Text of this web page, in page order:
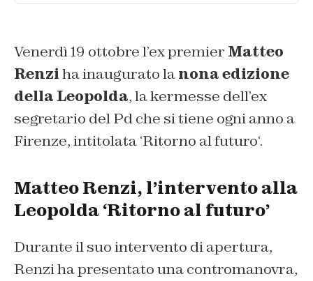
Venerdì 19 ottobre l’ex premier Matteo
Renziha inaugurato lanona edizione
della Leopolda, la kermesse dell’ex
segretario del Pd che si tiene ogni anno a
Firenze, intitolata ‘Ritorno al futuro‘.
Matteo Renzi, l’intervento alla
Leopolda ‘Ritorno al futuro’
Durante il suo intervento di apertura,
Renzi ha presentato una contromanovra,